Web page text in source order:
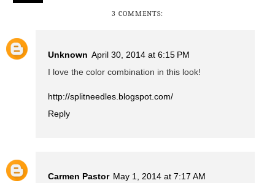
3 COMMENTS:
Unknown April 30, 2014 at 6:15 PM
I love the color combination in this look!
http://splitneedles.blogspot.com/
Reply
Carmen Pastor May 1, 2014 at 7:17 AM